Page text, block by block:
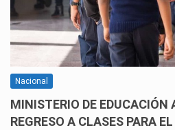
Nacional
MINISTERIO DE EDUCACIÓN
REGRESO A CLASES PARA